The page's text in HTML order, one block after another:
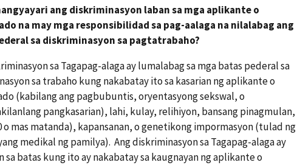
ang diskriminasyon laban sa mga aplikante o
na may mga responsibilidad sa pag-aalaga na nilalabag ang
sa diskriminasyon sa pagtatrabaho?
sa Tagapag-alaga ay lumalabag sa mga batas pederal sa
sa trabaho kung nakabatay ito sa kasarian ng aplikante o
(kabilang ang pagbubuntis, oryentasyong sekswal, o
pangkasarian), lahi, kulay, relihiyon, bansang pinagmulan,
o mas matanda), kapansanan, o genetikong impormasyon (tulad ng
medikal ng pamilya). Ang diskriminasyon sa Tagapag-alaga ay
sa batas kung ito ay nakabatay sa kaugnayan ng aplikante o